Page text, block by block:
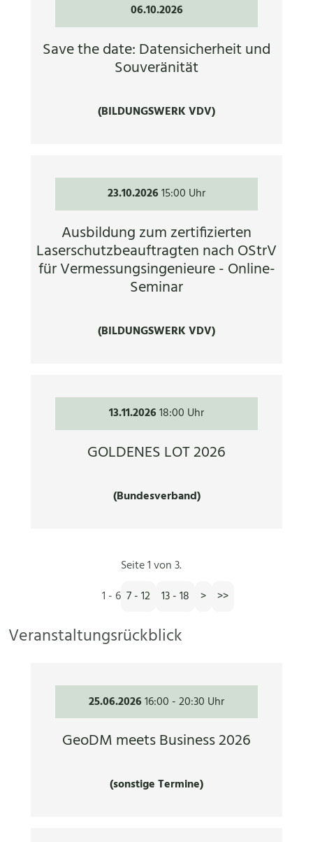
06.10.2026
Save the date: Datensicherheit und
Souveränität
(BILDUNGSWERK VDV)
23.10.202615:00 Uhr
Ausbildung zum zertifizierten
Laserschutzbeauftragten nach OStrV
für Vermessungsingenieure - Online-
Seminar
(BILDUNGSWERK VDV)
13.11.202618:00 Uhr
GOLDENES LOT 2026
(Bundesverband)
Seite 1 von 3.
1 - 6 7 - 12 13 - 18 > >>
Veranstaltungsrückblick
25.06.202616:00 -20:30 Uhr
GeoDM meets Business 2026
(sonstige Termine)